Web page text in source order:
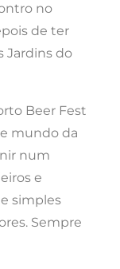
no
de ter
Jardins do
Beer Fest
mundo da
num
e
simples
Sempre